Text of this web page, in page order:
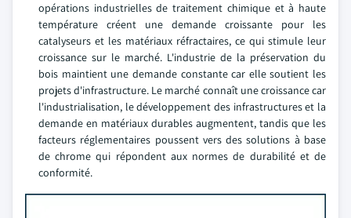
opérations industrielles de traitement chimique et à haute
température créent une demande croissante pour les
catalyseurs et les matériaux réfractaires, ce qui stimule leur
croissance sur le marché. L'industrie de la préservation du
bois maintient une demande constante car elle soutient les
projets d'infrastructure. Le marché connaît une croissance car
l'industrialisation, le développement des infrastructures et la
demande en matériaux durables augmentent, tandis que les
facteurs réglementaires poussent vers des solutions à base
de chrome qui répondent aux normes de durabilité et de
conformité.